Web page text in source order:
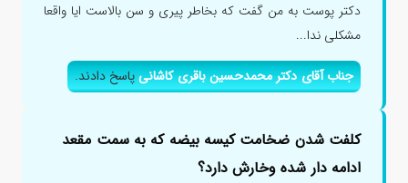
دکتر پوست به من گفت که بخاطر پیری و سن بالاست ایا واقعا
مشکلی ندا...
جناب آقای دکتر محمدحسین باقری کاشانیپاسخ دادند.
کلفت شدن ضخامت کیسه بیضه که به سمت مقعد
ادامه دار شده وخارش دارد؟